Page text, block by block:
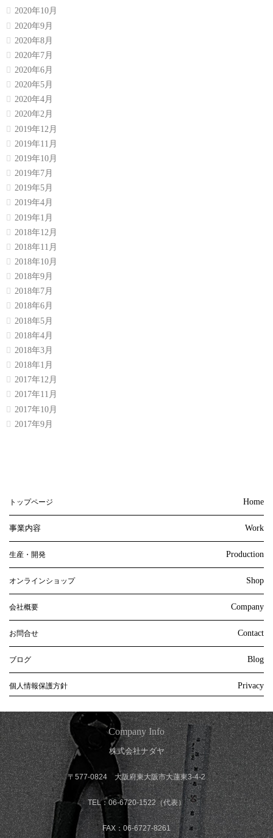
2020年10月
2020年9月
2020年8月
2020年7月
2020年6月
2020年5月
2020年4月
2020年2月
2019年12月
2019年11月
2019年10月
2019年7月
2019年5月
2019年4月
2019年1月
2018年12月
2018年11月
2018年10月
2018年9月
2018年7月
2018年6月
2018年5月
2018年4月
2018年3月
2018年1月
2017年12月
2017年11月
2017年10月
2017年9月
トップページ Home
事業内容 Work
生産・開発 Production
オンラインショップ Shop
会社概要 Company
お問合せ Contact
ブログ Blog
個人情報保護方針 Privacy
Company Info
株式会社ナダヤ
〒577-0824 大阪府東大阪市大蓮東3-4-2
TEL：06-6720-1522（代表）
FAX：06-6727-8261